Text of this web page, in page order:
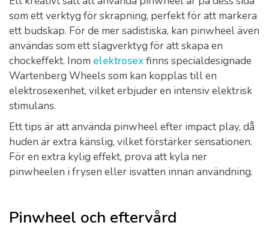
som ett verktyg för skrapning, perfekt för att markera
ett budskap. För de mer sadistiska, kan pinwheel även
användas som ett slagverktyg för att skapa en
chockeffekt. Inom elektrosexfinns specialdesignade
Wartenberg Wheels som kan kopplas till en
elektrosexenhet, vilket erbjuder en intensiv elektrisk
stimulans.
Ett tips är att använda pinwheel efter impact play, då
huden är extra känslig, vilket förstärker sensationen.
För en extra kylig effekt, prova att kyla ner
pinwheelen i frysen eller isvatten innan användning.
Pinwheel och eftervård